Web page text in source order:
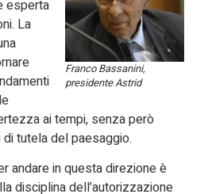
Franco Bassanini,
presidente Astrid
esperta
La
ai tempi, senza però
tutela del paesaggio.
andare in questa direzione è
disciplina dell’autorizzazione